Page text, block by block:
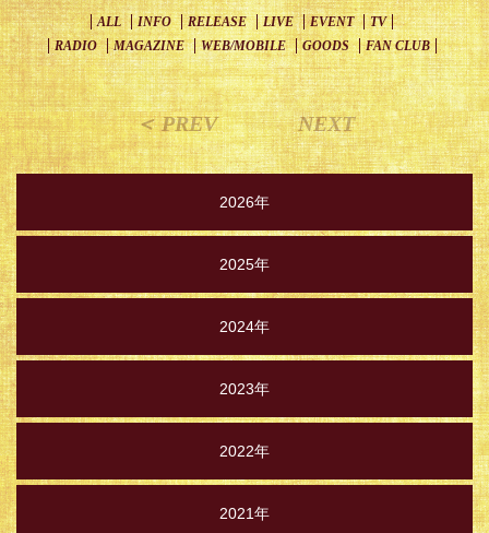
ALL INFO RELEASE LIVE EVENT
TV
RADIO
MAGAZINE WEB/MOBILE GOODS FAN CLUB
＜ PREV NEXT
2026年
2025年
2024年
2023年
2022年
2021年